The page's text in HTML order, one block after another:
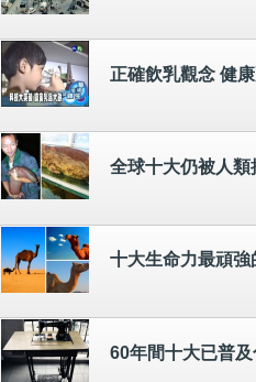
正確飲乳觀念 健
全球十大仍被人
十大生命力最頑強
60年間十大已普